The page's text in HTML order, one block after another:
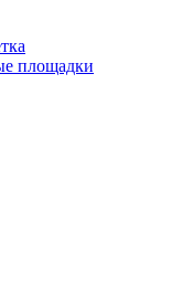
площадки